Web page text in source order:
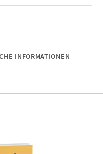
INFORMATIONEN